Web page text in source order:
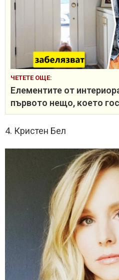
ЧЕТЕТЕ ОЩЕ:
Елементите от
първото нещо, което
4. Кристен Бел